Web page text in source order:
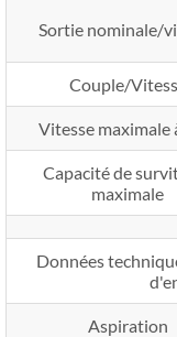
Sortie nominale/
Couple/
Vitesse maximale
Capacité de
maximale
Données
Aspiration